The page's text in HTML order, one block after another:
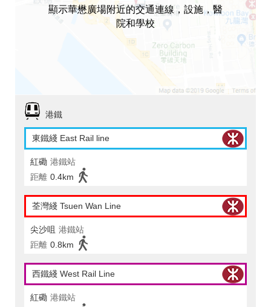
顯示華懋廣場附近的交通連線，設施，醫
院和學校
港鐵
東鐵綫 East Rail line
紅磡 港鐵站
距離 0.4km
荃灣綫 Tsuen Wan Line
尖沙咀 港鐵站
距離 0.8km
西鐵綫 West Rail Line
紅磡 港鐵站